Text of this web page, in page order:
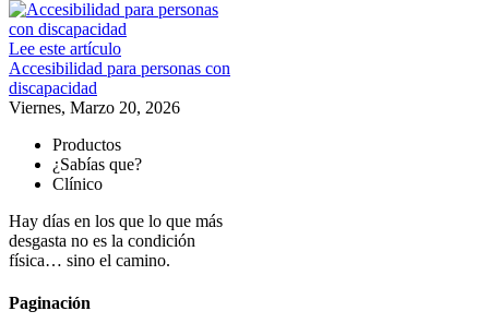
Lee este artículo
Accesibilidad para personas con
discapacidad
Viernes, Marzo 20, 2026
Productos
¿Sabías que?
Clínico
Hay días en los que lo que más
desgasta no es la condición
física… sino el camino.
Paginación